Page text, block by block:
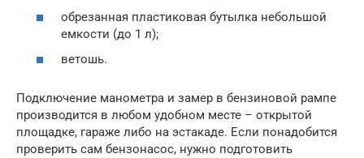
обрезанная пластиковая бутылка небольшой
емкости (до 1 л);
ветошь.
Подключение манометра и замер в бензиновой рампе
производится в любом удобном месте – открытой
площадке, гараже либо на эстакаде. Если понадобится
проверить сам бензонасос, нужно подготовить